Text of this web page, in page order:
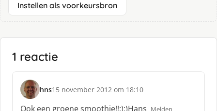
Instellen als voorkeursbron
1 reactie
hns
s
c
15 november 2012 om 18:10
Ook een groene smoothie!!:):)Hans Melden